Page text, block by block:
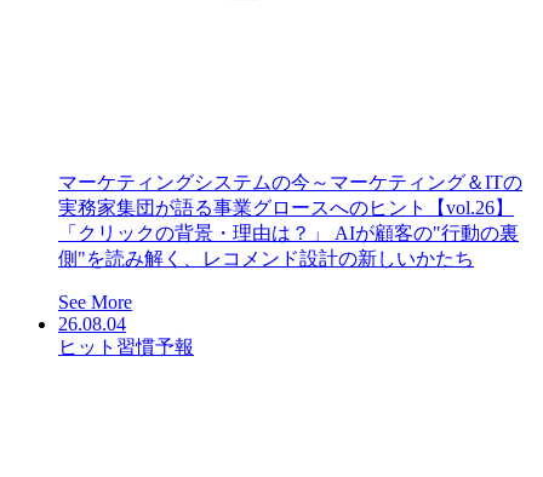
マーケティングシステムの今～マーケティング＆ITの
実務家集団が語る事業グロースへのヒント【vol.26】
「クリックの背景・理由は？」 AIが顧客の"行動の裏
側"を読み解く、レコメンド設計の新しいかたち
See More
26.08.04
ヒット習慣予報